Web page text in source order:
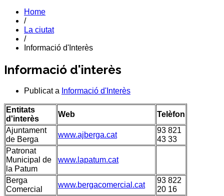
Home
/
La ciutat
/
Informació d'Interès
Informació d'interès
Publicat a Informació d'Interès
Entitats
d'interès
Web
Telèfon
Ajuntament
de Berga
www.ajberga.cat
93 821
43 33
Patronat
Municipal de
la Patum
www.lapatum.cat
Berga
Comercial
www.bergacomercial.cat
93 822
20 16